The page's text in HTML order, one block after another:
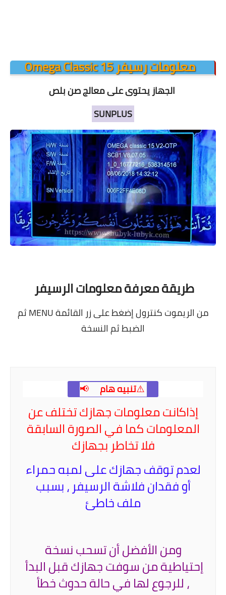
معلومات رسيفر Omega Classic 15
الجهاز يحتوى على معالج صن بلص
طريقة معرفة معلومات الرسيفر
من الريموت كنترول إضغط على زر القائمة MENU ثم
الضبط ثم النسخة
⚠️تنبيه هام 📢
إذاكانتمعلومات جهازك تختلف عن
المعلومات كما في الصورة السابقة
فلا تخاطر بجهازك
لعدم توقف جهازك على لمبه حمراء
أو فقدان فلاشة الرسيفر ، بسبب
ملف خاطئ
ومن الأفضل أن تسحب نسخة
إحتياطية من سوفت جهازك قبل البدأ
،للرجوع لها في حالة حدوث خطأ